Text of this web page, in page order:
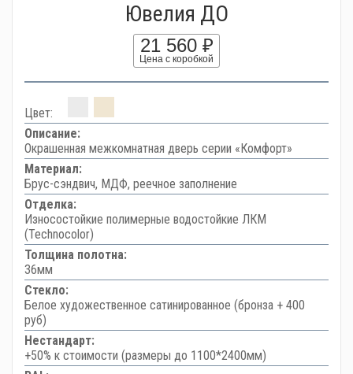
Ювелия ДО
21 560 ₽
Цена с коробкой
Цвет:
Описание:
Окрашенная межкомнатная дверь серии «Комфорт»
Материал:
Брус-сэндвич, МДФ, реечное заполнение
Отделка:
Износостойкие полимерные водостойкие ЛКМ
(Technocolor)
Толщина полотна:
36мм
Стекло:
Белое художественное сатинированное (бронза + 400
руб)
Нестандарт:
+50% к стоимости (размеры до 1100*2400мм)